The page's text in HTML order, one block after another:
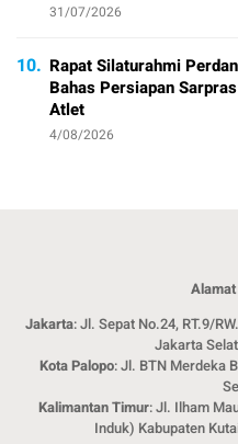
31/07/2026
10. Rapat Silaturahmi
Bahas Persiapan
Atlet
4/08/2026
Jakarta: Jl. Sepat No.24, RT.9/
Jakarta
Kota Palopo: Jl. BTN Merdeka
Kalimantan Timur: Jl. Ilham
Induk) Kabupaten